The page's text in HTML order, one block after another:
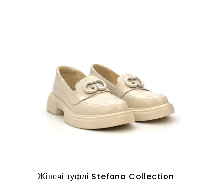
Жіночі туфлі Stefano Collection